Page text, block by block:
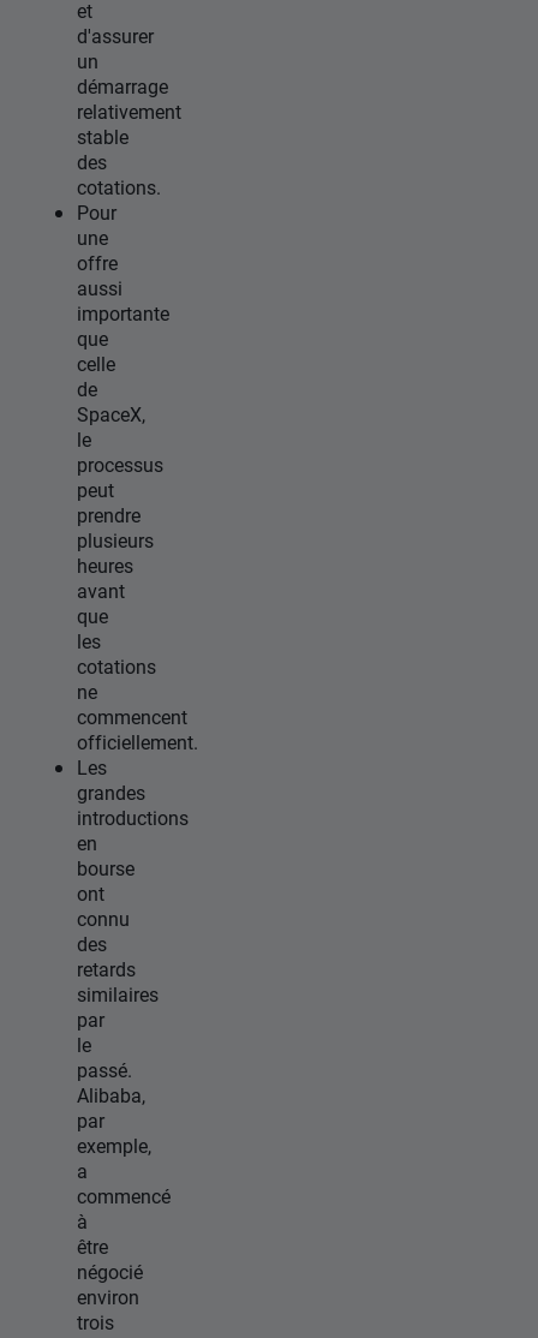
et
d'assurer
un
démarrage
relativement
stable
des
cotations.
Pour
une
offre
aussi
importante
que
celle
de
SpaceX,
le
processus
peut
prendre
plusieurs
heures
avant
que
les
cotations
ne
commencent
officiellement.
Les
grandes
introductions
en
bourse
ont
connu
des
retards
similaires
par
le
passé.
Alibaba,
par
exemple,
a
commencé
à
être
négocié
environ
trois